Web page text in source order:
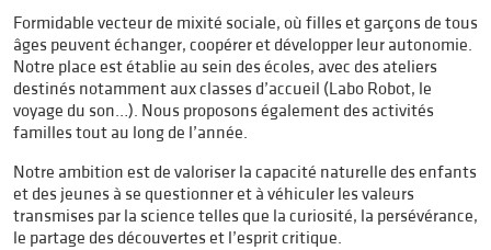
Formidable vecteur de mixité sociale, où filles et garçons de tous
âges peuvent échanger, coopérer et développer leur autonomie.
Notre place est établie au sein des écoles, avec des ateliers
destinés notamment aux classes d’accueil (Labo Robot, le
voyage du son…). Nous proposons également des activités
familles tout au long de l’année.
Notre ambition est de valoriser la capacité naturelle des enfants
et des jeunes à se questionner et à véhiculer les valeurs
transmises par la science telles que la curiosité, la persévérance,
le partage des découvertes et l’esprit critique.